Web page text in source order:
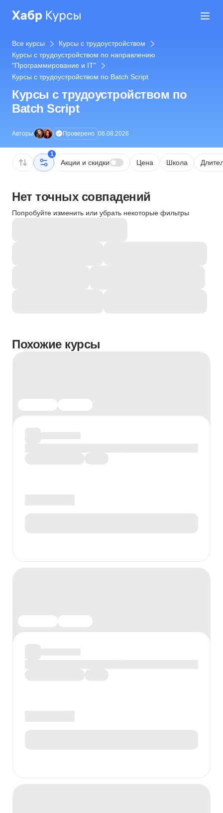
Все курсы
Курсы с трудоустройством
Курсы с трудоустройством по направлению
"Программирование и IT"
Курсы с трудоустройством по Batch Script
Курсы с трудоустройством по
Batch Script
Авторы Проверено 06.08.2026
1
Акции и скидки Цена Школа
Нет точных совпадений
Попробуйте изменить или убрать некоторые фильтры
Похожие курсы